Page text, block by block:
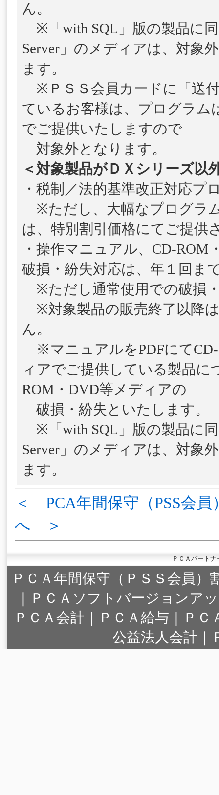
ん。
※「with SQL」版の製品に
Server」のメディアは、対象
ます。
※ＰＳＳ会員カードに「送
ているお客様は、プログラム
でご提供いたしますので
対象外となります。
＜対象製品がＤＸシリーズ以
・税制／法的基準改正対応プ
※ただし、大幅なプログラ
は、特別割引価格にてご提供
・操作マニュアル、CD-ROM
破損・紛失対応は、年１回ま
※ただし通常使用での破損
※対象製品の販売終了以降
ん。
※マニュアルをPDFにてCD-
ィアでご提供している製品に
ROM・DVD等メディアの
破損・紛失といたします。
※「with SQL」版の製品に
Server」のメディアは、対象
ます。
＜ PCA年間保守（PSS会員
へ ＞
ＰＣＡパート
ＰＣＡ年間保守（ＰＳＳ会員）
｜
ＰＣＡソフトバージョンア
ＰＣＡ会計｜ＰＣＡ給与｜Ｐ
公益法人会計｜